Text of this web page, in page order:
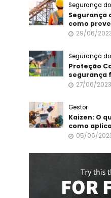
Segurança
Segurança
como
29/06/
Segurança
Proteção
segurança
27/06/2023
Gestor
Kaizen: O
como
05/06/